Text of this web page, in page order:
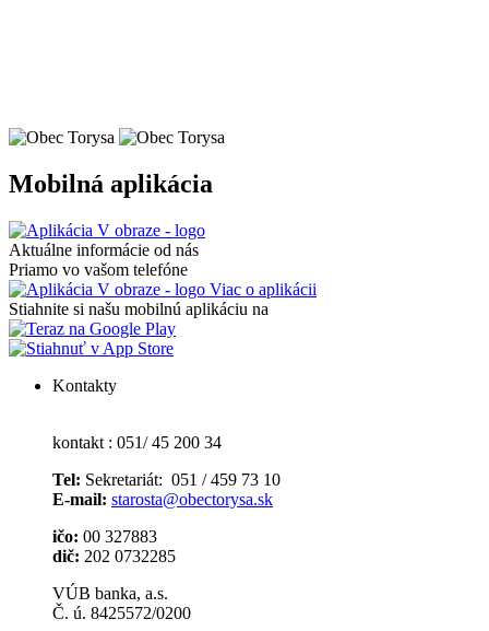
Mobilná aplikácia
Aktuálne informácie od nás
Priamo vo vašom telefóne
Viac o aplikácii
Stiahnite si našu mobilnú aplikáciu na
Kontakty
kontakt : 051/ 45 200 34
Tel: Sekretariát: 051 / 459 73 10
E-mail: starosta@obectorysa.sk
ičo: 00 327883
dič: 202 0732285
VÚB banka, a.s.
Č. ú. 8425572/0200